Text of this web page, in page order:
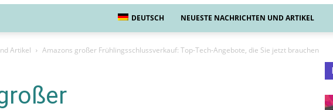
DEUTSCH NEUESTE NACHRICHTEN UND ARTIKEL
Artikel Amazons großer Frühlingsschlussverkauf: Top-Tech-Angebote, die Sie jetzt brauchen